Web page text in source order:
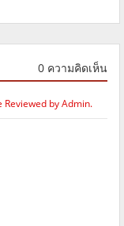
0 ความคิดเห็น
by Admin.